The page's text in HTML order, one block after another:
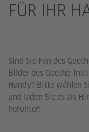
FÜR IHR
Sind Sie Fan des
Bilder des Goethe-
Handy? Bitte wählen
und laden Sie es als
herunter!